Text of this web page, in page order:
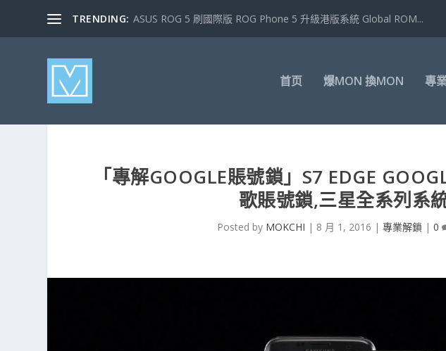
TRENDING: ASUS ROG 5 刷國際版 ROG Phone 5 升級港版系統 Global ROM...
首页 爆MON 換MON 專
「專解GOOGLE賬號鎖」S7 EDGE
歌賬號鎖,三星全系列系
Posted by MOKCHI | 8 月 1, 2016 |專業解鎖 |0